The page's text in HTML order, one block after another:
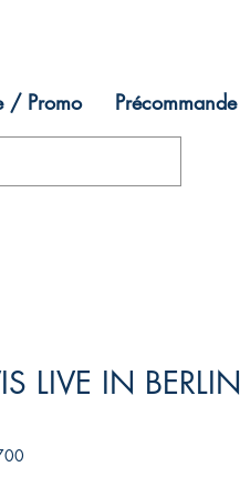
/ Promo Précommande
LIVE IN BERLIN